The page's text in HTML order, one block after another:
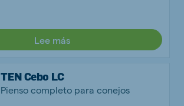
Lee más
TEN Cebo LC
Pienso completo para conejos